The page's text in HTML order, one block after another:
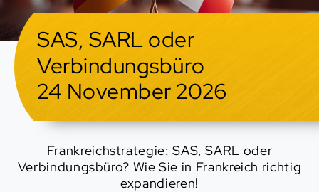
SAS, SARL oder
Verbindungsbüro
24 November 2026
Frankreichstrategie: SAS, SARL oder
Verbindungsbüro? Wie Sie in Frankreich richtig
expandieren!